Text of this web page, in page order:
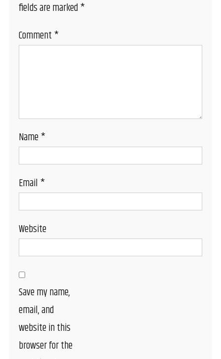
fields are marked*
Comment*
Name*
Email*
Website
Save my name,
email, and
website in this
browser for the